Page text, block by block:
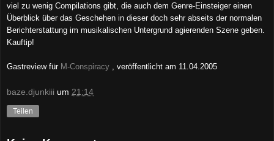
viel zu wenig Compilations gibt, die auch dem Genre-Einsteiger einen
Überblick über das Geschehen in dieser doch sehr abseits der normalen
Berichterstattung im musikalischen Untergrund agierenden Szene geben.
Kauftip!
Gastreview für M-Conspiracy , veröffentlicht am 1 1 .04 .2005
baze.djunkiii um 21:14
Teilen